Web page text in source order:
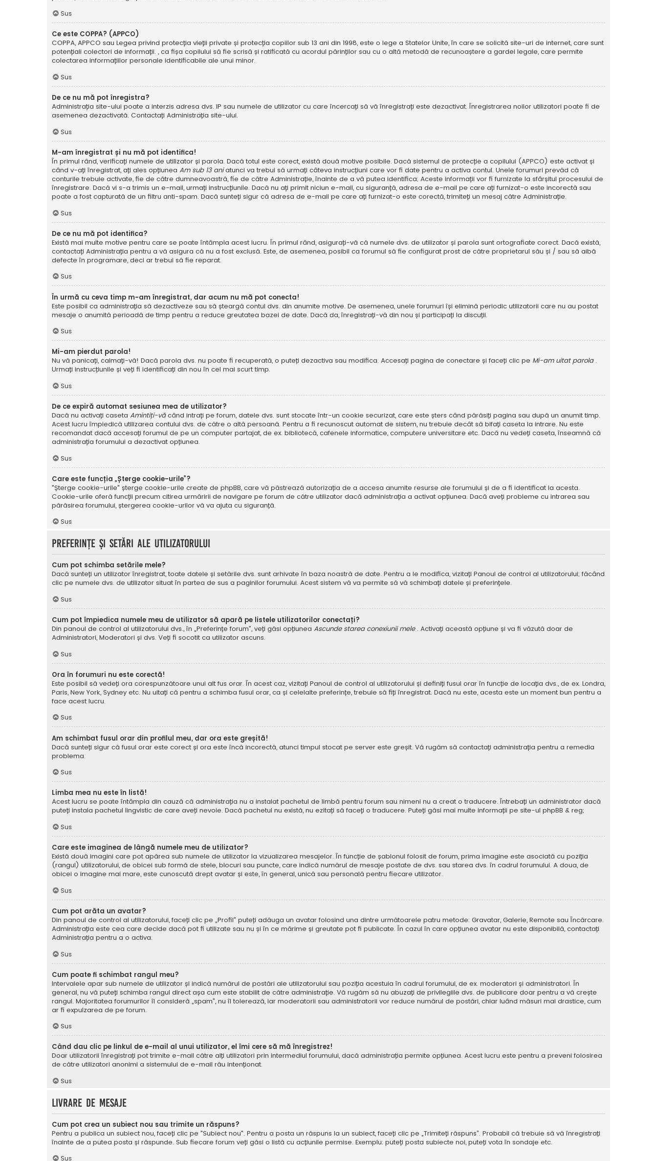
Sus
Ce este COPPA? (APPCO)
COPPA, APPCO sau Legea privind protecția vieții private și protecția copiilor sub 13 ani din 1998, este o lege a Statelor Unite, în care se solicită site-uri de internet, care sunt
potențiali colectori de informații. , ca fișa copilului să fie scrisă și ratificată cu acordul părinților sau cu o altă metodă de recunoaștere a gardei legale, care permite
colectarea informațiilor personale identificabile ale unui minor.
Sus
De ce nu mă pot înregistra?
Administrația site-ului poate a interzis adresa dvs. IP sau numele de utilizator cu care încercați să vă înregistrați este dezactivat. Înregistrarea noilor utilizatori poate fi de
asemenea dezactivată. Contactați Administrația site-ului.
Sus
M-am înregistrat și nu mă pot identifica!
În primul rând, verificați numele de utilizator și parola. Dacă totul este corect, există două motive posibile. Dacă sistemul de protecție a copilului (APPCO) este activat și
când v-ați înregistrat, ați ales opțiunea Am sub 13 aniatunci va trebui să urmați câteva instrucțiuni care vor fi date pentru a activa contul. Unele forumuri prevăd că
conturile trebuie activate, fie de către dumneavoastră, fie de către Administrație, înainte de a vă putea identifica; Aceste informații vor fi furnizate la sfârșitul procesului de
înregistrare. Dacă vi s-a trimis un e-mail, urmați instrucțiunile. Dacă nu ați primit niciun e-mail, cu siguranță, adresa de e-mail pe care ați furnizat-o este incorectă sau
poate a fost capturată de un filtru anti-spam. Dacă sunteți sigur că adresa de e-mail pe care ați furnizat-o este corectă, trimiteți un mesaj către Administrație.
Sus
De ce nu mă pot identifica?
Există mai multe motive pentru care se poate întâmpla acest lucru. În primul rând, asigurați-vă că numele dvs. de utilizator și parola sunt ortografiate corect. Dacă există,
contactați Administrația pentru a vă asigura că nu a fost exclusă. Este, de asemenea, posibil ca forumul să fie configurat prost de către proprietarul său și / sau să aibă
defecte în programare, deci ar trebui să fie reparat.
Sus
În urmă cu ceva timp m-am înregistrat, dar acum nu mă pot conecta!
Este posibil ca administrația să dezactiveze sau să șteargă contul dvs. din anumite motive. De asemenea, unele forumuri își elimină periodic utilizatorii care nu au postat
mesaje o anumită perioadă de timp pentru a reduce greutatea bazei de date. Dacă da, înregistrați-vă din nou și participați la discuții.
Sus
Mi-am pierdut parola!
Nu vă panicați, calmați-vă! Dacă parola dvs. nu poate fi recuperată, o puteți dezactiva sau modifica. Accesați pagina de conectare și faceți clic pe Mi-am uitat parola .
Urmați instrucțiunile și veți fi identificați din nou în cel mai scurt timp.
Sus
De ce expiră automat sesiunea mea de utilizator?
Dacă nu activați caseta Amintiți-văcând intrați pe forum, datele dvs. sunt stocate într-un cookie securizat, care este șters când părăsiți pagina sau după un anumit timp.
Acest lucru împiedică utilizarea contului dvs. de către o altă persoană. Pentru a fi recunoscut automat de sistem, nu trebuie decât să bifați caseta la intrare. Nu este
recomandat dacă accesați forumul de pe un computer partajat, de ex. bibliotecă, cafenele informatice, computere universitare etc. Dacă nu vedeți caseta, înseamnă că
administrația forumului a dezactivat opțiunea.
Sus
Care este funcția „Șterge cookie-urile”?
"Șterge cookie-urile" șterge cookie-urile create de phpBB, care vă păstrează autorizația de a accesa anumite resurse ale forumului și de a fi identificat la acesta.
Cookie-urile oferă funcții precum citirea urmăririi de navigare pe forum de către utilizator dacă administrația a activat opțiunea. Dacă aveți probleme cu intrarea sau
părăsirea forumului, ștergerea cookie-urilor vă va ajuta cu siguranță.
Sus
Preferințe și setări ale utilizatorului
Cum pot schimba setările mele?
Dacă sunteți un utilizator înregistrat, toate datele și setările dvs. sunt arhivate în baza noastră de date. Pentru a le modifica, vizitați Panoul de control al utilizatorului; făcând
clic pe numele dvs. de utilizator situat în partea de sus a paginilor forumului. Acest sistem vă va permite să vă schimbați datele și preferințele.
Sus
Cum pot împiedica numele meu de utilizator să apară pe listele utilizatorilor conectați?
Din panoul de control al utilizatorului dvs., în „Preferințe forum”, veți găsi opțiunea Ascunde starea conexiunii mele . Activați această opțiune și va fi văzută doar de
Administratori, Moderatori și dvs. Veți fi socotit ca utilizator ascuns.
Sus
Ora în forumuri nu este corectă!
Este posibil să vedeți ora corespunzătoare unui alt fus orar. În acest caz, vizitați Panoul de control al utilizatorului și definiți fusul orar în funcție de locația dvs., de ex. Londra,
Paris, New York, Sydney etc. Nu uitați că pentru a schimba fusul orar, ca și celelalte preferințe, trebuie să fiți înregistrat. Dacă nu este, acesta este un moment bun pentru a
face acest lucru.
Sus
Am schimbat fusul orar din profilul meu, dar ora este greșită!
Dacă sunteți sigur că fusul orar este corect și ora este încă incorectă, atunci timpul stocat pe server este greșit. Vă rugăm să contactați administrația pentru a remedia
problema.
Sus
Limba mea nu este în listă!
Acest lucru se poate întâmpla din cauză că administrația nu a instalat pachetul de limbă pentru forum sau nimeni nu a creat o traducere. Întrebați un administrator dacă
puteți instala pachetul lingvistic de care aveți nevoie. Dacă pachetul nu există, nu ezitați să faceți o traducere. Puteți găsi mai multe informații pe site-ul phpBB & reg;
Sus
Care este imaginea de lângă numele meu de utilizator?
Există două imagini care pot apărea sub numele de utilizator la vizualizarea mesajelor. În funcție de șablonul folosit de forum, prima imagine este asociată cu poziția
(rangul) utilizatorului, de obicei sub formă de stele, blocuri sau puncte, care indică numărul de mesaje postate de dvs. sau starea dvs. în cadrul forumului. A doua, de
obicei o imagine mai mare, este cunoscută drept avatar și este, în general, unică sau personală pentru fiecare utilizator.
Sus
Cum pot arăta un avatar?
Din panoul de control al utilizatorului, faceți clic pe „Profil” puteți adăuga un avatar folosind una dintre următoarele patru metode: Gravatar, Galerie, Remote sau Încărcare.
Administrația este cea care decide dacă pot fi utilizate sau nu și în ce mărime și greutate pot fi publicate. În cazul în care opțiunea avatar nu este disponibilă, contactați
Administrația pentru a o activa.
Sus
Cum poate fi schimbat rangul meu?
Intervalele apar sub numele de utilizator și indică numărul de postări ale utilizatorului sau poziția acestuia în cadrul forumului, de ex. moderatori și administratori. În
general, nu vă puteți schimba rangul direct așa cum este stabilit de către administrație. Vă rugăm să nu abuzați de privilegiile dvs. de publicare doar pentru a vă crește
rangul. Majoritatea forumurilor îl consideră „spam”, nu îl tolerează, iar moderatorii sau administratorii vor reduce numărul de postări, chiar luând măsuri mai drastice, cum
ar fi expulzarea de pe forum.
Sus
Când dau clic pe linkul de e-mail al unui utilizator, el îmi cere să mă înregistrez!
Doar utilizatorii înregistrați pot trimite e-mail către alți utilizatori prin intermediul forumului, dacă administrația permite opțiunea. Acest lucru este pentru a preveni folosirea
de către utilizatori anonimi a sistemului de e-mail rău intenționat.
Sus
Livrare de mesaje
Cum pot crea un subiect nou sau trimite un răspuns?
Pentru a publica un subiect nou, faceți clic pe "Subiect nou". Pentru a posta un răspuns la un subiect, faceți clic pe „Trimiteți răspuns”. Probabil că trebuie să vă înregistrați
înainte de a putea posta și răspunde. Sub fiecare forum veți găsi o listă cu acțiunile permise. Exemplu: puteți posta subiecte noi, puteți vota în sondaje etc.
Sus